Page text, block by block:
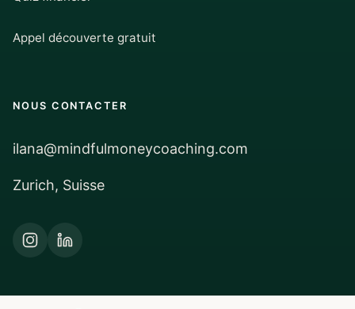
Appel découverte gratuit
NOUS CONTACTER
ilana@mindfulmoneycoaching.com
Zurich, Suisse